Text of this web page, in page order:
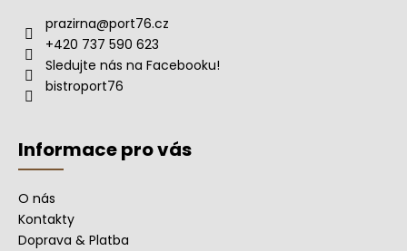
prazirna@port76.cz
+420 737 590 623
Sledujte nás na Facebooku!
bistroport76
Informace pro vás
O nás
Kontakty
Doprava & Platba